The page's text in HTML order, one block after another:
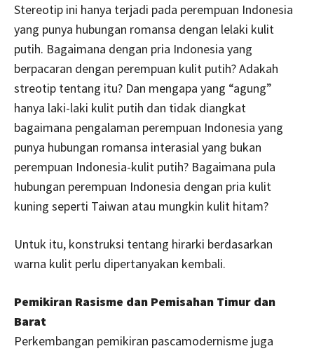
Stereotip ini hanya terjadi pada perempuan Indonesia
yang punya hubungan romansa dengan lelaki kulit
putih. Bagaimana dengan pria Indonesia yang
berpacaran dengan perempuan kulit putih? Adakah
streotip tentang itu? Dan mengapa yang “agung”
hanya laki-laki kulit putih dan tidak diangkat
bagaimana pengalaman perempuan Indonesia yang
punya hubungan romansa interasial yang bukan
perempuan Indonesia-kulit putih? Bagaimana pula
hubungan perempuan Indonesia dengan pria kulit
kuning seperti Taiwan atau mungkin kulit hitam?
Untuk itu, konstruksi tentang hirarki berdasarkan
warna kulit perlu dipertanyakan kembali.
Pemikiran Rasisme dan Pemisahan Timur dan
Barat
Perkembangan pemikiran pascamodernisme juga